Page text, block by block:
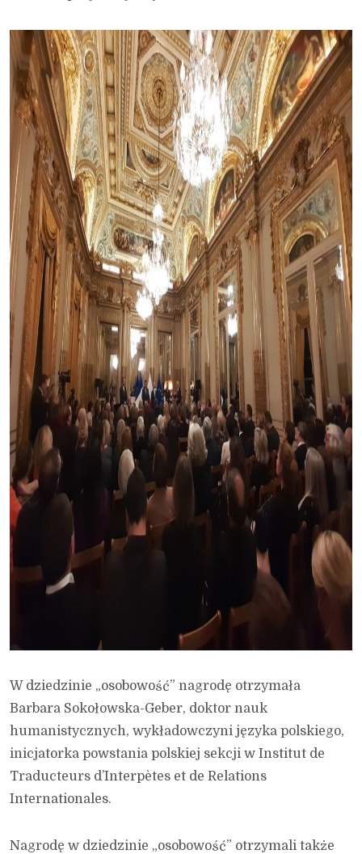
W dziedzinie „osobowość” nagrodę otrzymała
Barbara Sokołowska-Geber, doktor nauk
humanistycznych, wykładowczyni języka polskiego,
inicjatorka powstania polskiej sekcji w Institut de
Traducteurs d’Interpètes et de Relations
Internationales.
Nagrodę w dziedzinie „osobowość” otrzymali także